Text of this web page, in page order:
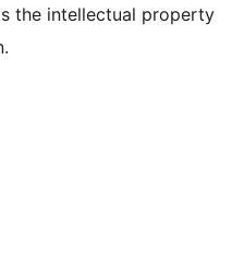
the intellectual property